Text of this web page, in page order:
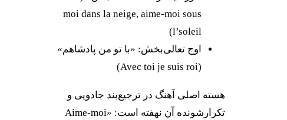
moi dans la neige, aime-moi sous
l’soleil)
اوج تعالی‌بخش: «با تو من پادشاهم»
(Avec toi je suis roi)
هسته اصلی آهنگ در ترجیع‌بند جادویی و
تکرارشونده آن نهفته است: «Aime-moi